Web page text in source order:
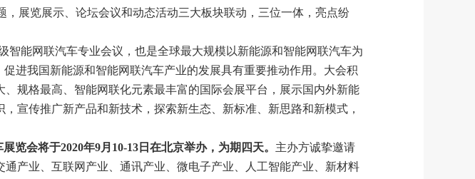
展览展示、论坛会议和动态活动三大板块联动，三位一体，亮点纷
能网联汽车专业会议，也是全球最大规模以新能源和智能网联汽车为
进我国新能源和智能网联汽车产业的发展具有重要推动作用。大会积
规格最高、智能网联化元素最丰富的国际会展平台，展示国内外新能
宣传推广新产品和新技术，探索新生态、新标准、新思路和新模式，
览会将于2020年9月10-13日在北京举办，为期四天。 主办方诚挚邀请
产业、互联网产业、通讯产业、微电子产业、人工智能产业、新材料